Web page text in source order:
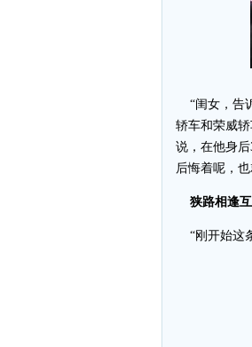
“闺女，告
轿车和荣威
说，在他身
后悔着呢，
狭路相逢互
“刚开始这